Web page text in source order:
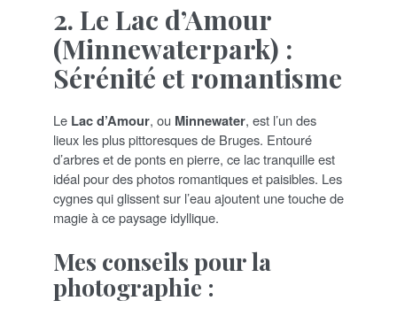
2. Le Lac d’Amour
(Minnewaterpark) :
Sérénité et romantisme
Le Lac d’Amour, ou Minnewater, est l’un des
lieux les plus pittoresques de Bruges. Entouré
d’arbres et de ponts en pierre, ce lac tranquille est
idéal pour des photos romantiques et paisibles. Les
cygnes qui glissent sur l’eau ajoutent une touche de
magie à ce paysage idyllique.
Mes conseils pour la
photographie :